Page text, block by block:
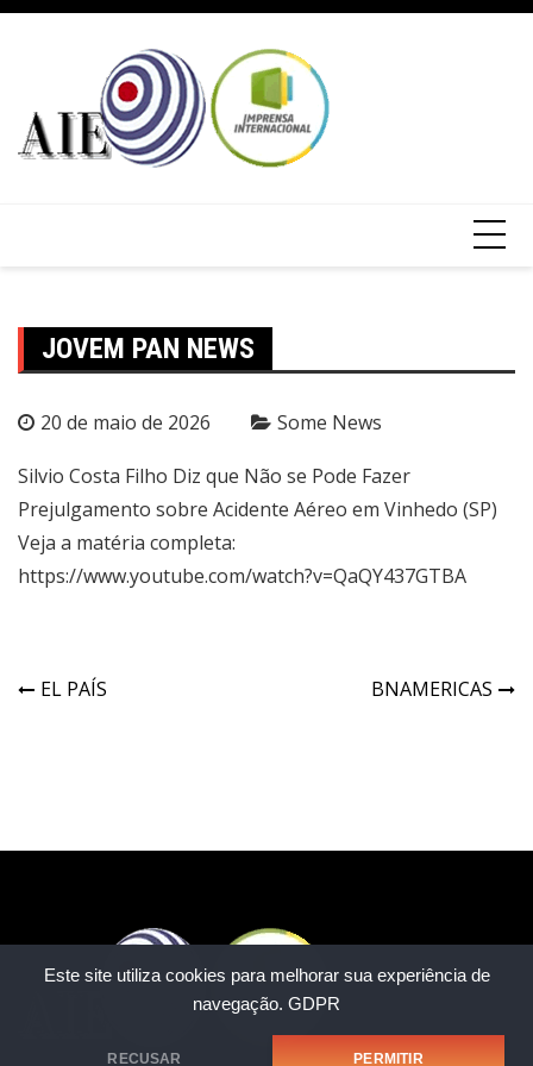
Este site utiliza cookies para melhorar sua experiência de
navegação. GDPR
RECUSAR PERMITIR
JOVEM PAN NEWS
20 de maio de 2026 Some News
Silvio Costa Filho Diz que Não se Pode Fazer
Prejulgamento sobre Acidente Aéreo em Vinhedo (SP)
Veja a matéria completa:
https://www.youtube.com/watch?v=QaQY437GTBA
EL PAÍS BNAMERICAS